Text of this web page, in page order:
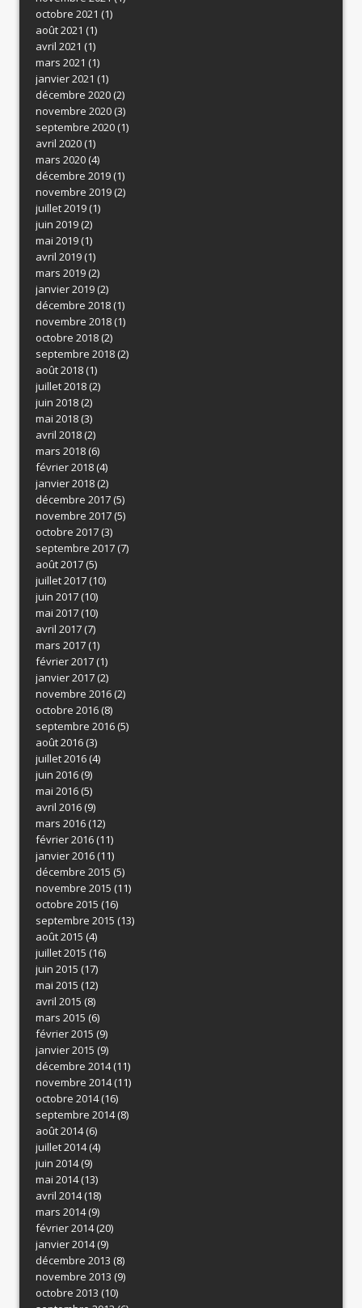
octobre 2021 (1)
août 2021 (1)
avril 2021 (1)
mars 2021 (1)
janvier 2021 (1)
décembre 2020(2)
novembre 2020(3)
septembre 2020(1)
avril 2020(1)
mars 2020(4)
décembre 2019(1)
novembre 2019(2)
juillet 2019(1)
juin 2019(2)
mai 2019(1)
avril 2019(1)
mars 2019(2)
janvier 2019(2)
décembre 2018(1)
novembre 2018(1)
octobre 2018(2)
septembre 2018(2)
août 2018(1)
juillet 2018(2)
juin 2018(2)
mai 2018(3)
avril 2018(2)
mars 2018(6)
février 2018(4)
janvier 2018(2)
décembre 2017(5)
novembre 2017(5)
octobre 2017(3)
septembre 2017(7)
août 2017(5)
juillet 2017(10)
juin 2017(10)
mai 2017(10)
avril 2017(7)
mars 2017(1)
février 2017(1)
janvier 2017(2)
novembre 2016(2)
octobre 2016(8)
septembre 2016(5)
août 2016(3)
juillet 2016(4)
juin 2016(9)
mai 2016(5)
avril 2016(9)
mars 2016(12)
février 2016(11)
janvier 2016(11)
décembre 2015 (5)
novembre 2015 (11)
octobre 2015 (16)
septembre 2015 (13)
août 2015 (4)
juillet 2015 (16)
juin 2015 (17)
mai 2015 (12)
avril 2015 (8)
mars 2015 (6)
février 2015 (9)
janvier 2015 (9)
décembre 2014(11)
novembre 2014(11)
octobre 2014(16)
septembre 2014(8)
août 2014(6)
juillet 2014(4)
juin 2014(9)
mai 2014(13)
avril 2014(18)
mars 2014(9)
février 2014(20)
janvier 2014(9)
décembre 2013 (8)
novembre 2013 (9)
octobre 2013 (10)